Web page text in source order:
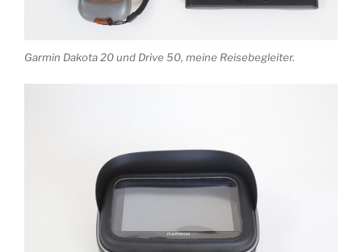
Garmin Dakota 20 und Drive 50, meine Reisebegleiter.